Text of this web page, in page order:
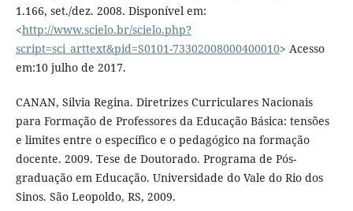
1.166, set./dez. 2008. Disponível em:
<http://www.scielo.br/scielo.php?
script=sci_arttext&pid=S0101-73302008000400010> Acesso
em:10 julho de 2017.
CANAN, Silvia Regina. Diretrizes Curriculares Nacionais
para Formação de Professores da Educação Básica: tensões
e limites entre o específico e o pedagógico na formação
docente. 2009. Tese de Doutorado. Programa de Pós-
graduação em Educação. Universidade do Vale do Rio dos
Sinos. São Leopoldo, RS, 2009.